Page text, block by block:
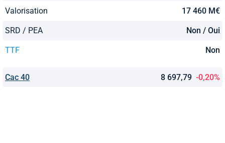
Valorisation 17 460 M€
SRD / PEA Non / Oui
TTF Non
Cac 40 8 697,79 -0,20%